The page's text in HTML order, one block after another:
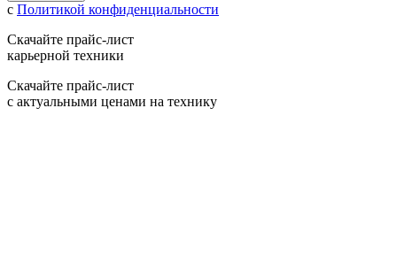
с Политикой конфиденциальности
Скачайте прайс-лист
карьерной техники
Скачайте прайс-лист
с актуальными ценами на технику